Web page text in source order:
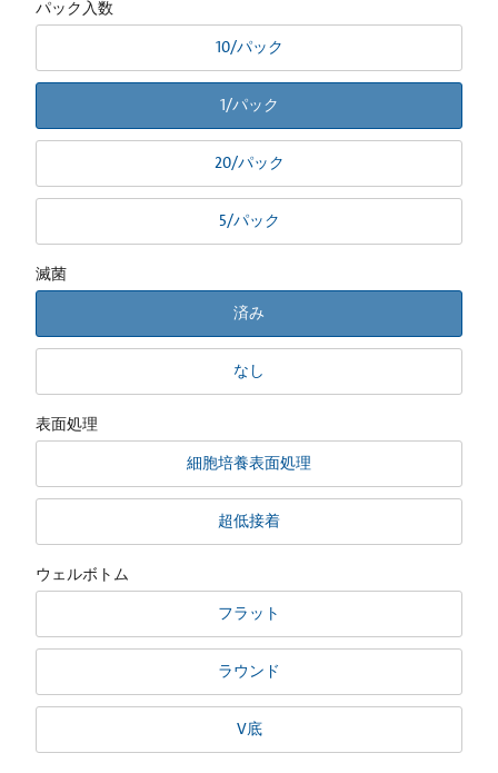
パック入数
10/パック
1/パック
20/パック
5/パック
滅菌
済み
なし
表面処理
細胞培養表面処理
超低接着
ウェルボトム
フラット
ラウンド
V底